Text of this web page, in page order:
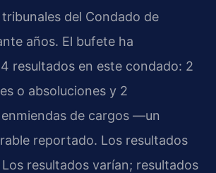
del Condado de
años. El bufete ha
resultados en este condado: 2
o absoluciones y 2
de cargos —un
reportado. Los resultados
resultados varían; resultados